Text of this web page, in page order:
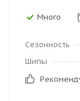
Много
Сезонность
Шипы